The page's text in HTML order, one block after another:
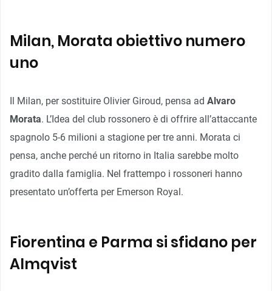
Milan, Morata obiettivo numero
uno
Il Milan, per sostituire Olivier Giroud, pensa ad Alvaro
Morata. L’Idea del club rossonero è di offrire all’attaccante
spagnolo 5-6 milioni a stagione per tre anni. Morata ci
pensa, anche perché un ritorno in Italia sarebbe molto
gradito dalla famiglia. Nel frattempo i rossoneri hanno
presentato un’offerta per Emerson Royal.
Fiorentina e Parma si sfidano per
Almqvist